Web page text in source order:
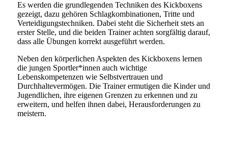
Es werden die grundlegenden Techniken des Kickboxens
gezeigt, dazu gehören Schlagkombinationen, Tritte und
Verteidigungstechniken. Dabei steht die Sicherheit stets an
erster Stelle, und die beiden Trainer achten sorgfältig darauf,
dass alle Übungen korrekt ausgeführt werden.
Neben den körperlichen Aspekten des Kickboxens lernen
die jungen Sportler*innen auch wichtige
Lebenskompetenzen wie Selbstvertrauen und
Durchhaltevermögen. Die Trainer ermutigen die Kinder und
Jugendlichen, ihre eigenen Grenzen zu erkennen und zu
erweitern, und helfen ihnen dabei, Herausforderungen zu
meistern.